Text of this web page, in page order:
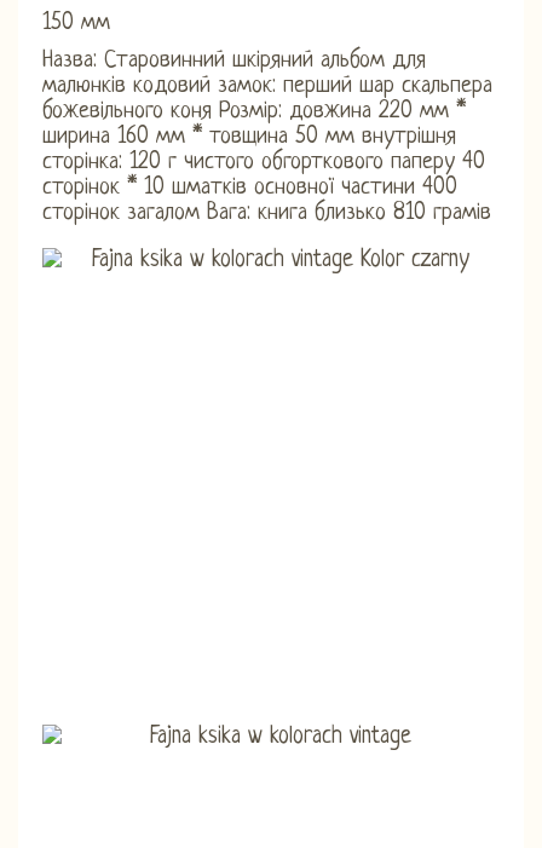
150 мм
Назва: Старовинний шкіряний альбом для
малюнків кодовий замок: перший шар скальпера
божевільного коня Розмір: довжина 220 мм *
ширина 160 мм * товщина 50 мм внутрішня
сторінка: 120 г чистого обгорткового паперу 40
сторінок * 10 шматків основної частини 400
сторінок загалом Вага: книга близько 810 грамів